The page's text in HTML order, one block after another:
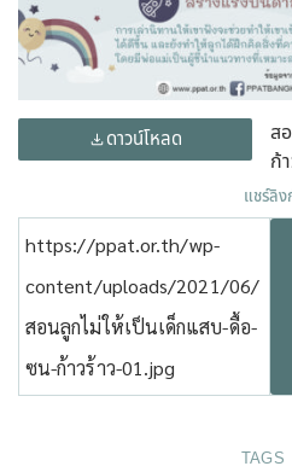
ดาวน์โหลด
ส
ก้
แชร์ลิ
https://ppat.or.th/wp-
content/uploads/2021/06/
สอนลูกไม่ให้เป็นเด็กแสบ-ดื้อ-
ซน-ก้าวร้าว-01.jpg
TAGS